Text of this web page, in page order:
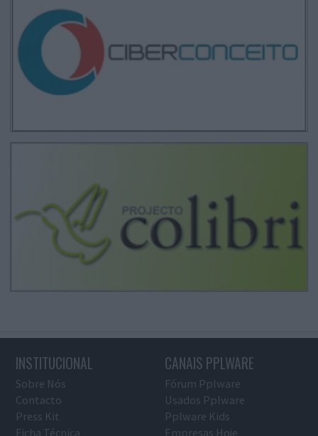
INSTITUCIONAL
Sobre Nós
Contacto
Press Kit
Ficha Técnica
CANAIS PPLWARE
Fórum Pplware
Usados Pplware
Pplware Kids
Empresas Hoje